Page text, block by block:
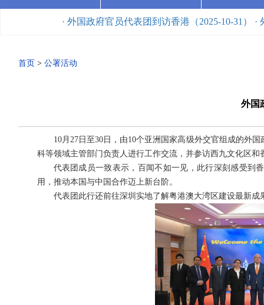
· 外国政府官员代表团到访香港（2025-10-31） · 外
首页 > 公署活动
外国
10月27日至30日，由10个亚洲国家高级外交官组成的外
科等领域主管部门负责人进行工作交流，并参访西九文化区和
代表团成员一致表示，百闻不如一见，此行深刻感受到
用，推动本国与中国合作迈上新台阶。
代表团此行还前往深圳实地了解粤港澳大湾区建设最新成